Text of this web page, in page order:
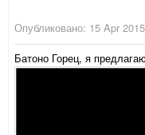
Опубликовано: 15 Apr 2015
Батоно Горец, я